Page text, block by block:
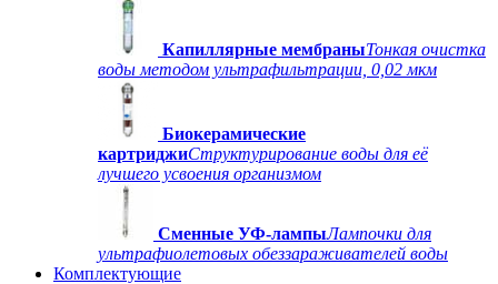
Капиллярные мембраныТонкая очистка
воды методом ультрафильтрации, 0,02 мкм
Биокерамические
картриджиСтруктурирование воды для её
лучшего усвоения организмом
Сменные УФ-лампыЛампочки для
ультрафиолетовых обеззараживателей воды
Комплектующие